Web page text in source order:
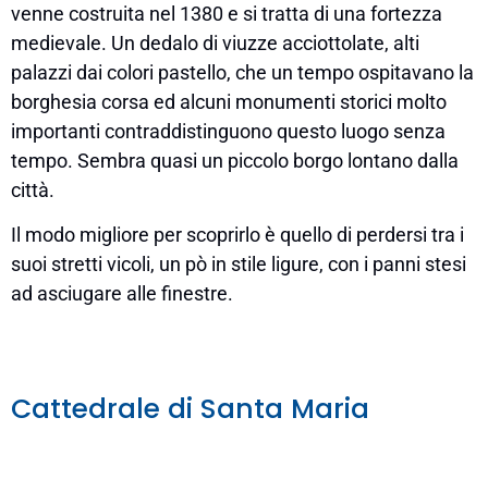
venne costruita nel 1380 e si tratta di una fortezza
medievale. Un dedalo di viuzze acciottolate, alti
palazzi dai colori pastello, che un tempo ospitavano la
borghesia corsa ed alcuni monumenti storici molto
importanti contraddistinguono questo luogo senza
tempo. Sembra quasi un piccolo borgo lontano dalla
città.
Il modo migliore per scoprirlo è quello di perdersi tra i
suoi stretti vicoli, un pò in stile ligure, con i panni stesi
ad asciugare alle finestre.
Cattedrale di Santa Maria